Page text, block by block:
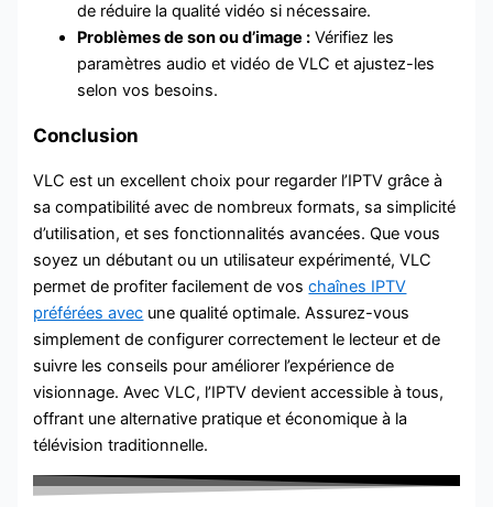
de réduire la qualité vidéo si nécessaire.
Problèmes de son ou d’image : Vérifiez les
paramètres audio et vidéo de VLC et ajustez-les
selon vos besoins.
Conclusion
VLC est un excellent choix pour regarder l’IPTV grâce à
sa compatibilité avec de nombreux formats, sa simplicité
d’utilisation, et ses fonctionnalités avancées. Que vous
soyez un débutant ou un utilisateur expérimenté, VLC
permet de profiter facilement de voschaînes IPTV
préférées avec une qualité optimale. Assurez-vous
simplement de configurer correctement le lecteur et de
suivre les conseils pour améliorer l’expérience de
visionnage. Avec VLC, l’IPTV devient accessible à tous,
offrant une alternative pratique et économique à la
télévision traditionnelle.